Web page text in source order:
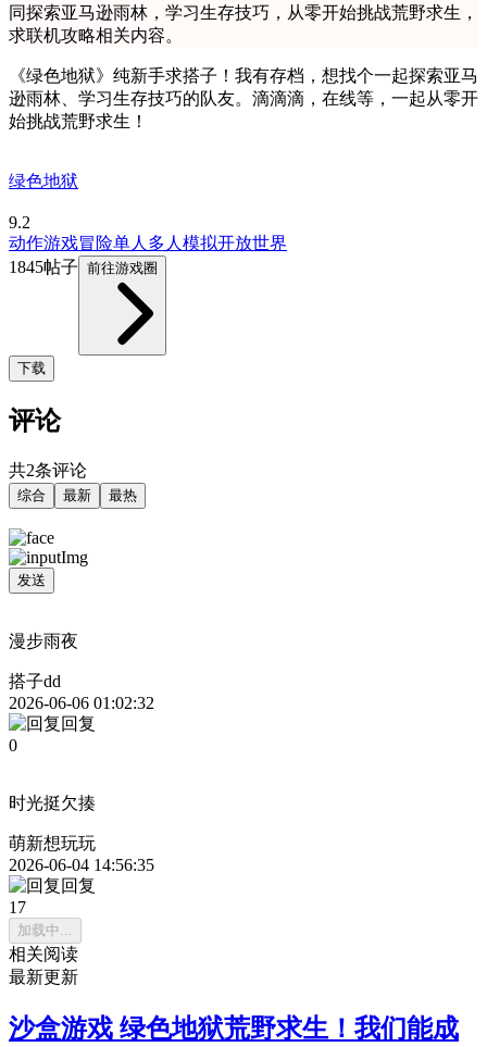
同探索亚马逊雨林，学习生存技巧，从零开始挑战荒野求生，
求联机攻略相关内容。
《绿色地狱》纯新手求搭子！我有存档，想找个一起探索亚马
逊雨林、学习生存技巧的队友。滴滴滴，在线等，一起从零开
始挑战荒野求生！
绿色地狱
9.2
动作游戏冒险单人 多人 模拟开放世界
1845帖子 前往游戏圈
下载
评论
共2条评论
综合 最新 最热
发送
漫步雨夜
搭子dd
2026-06-06 01:02:32
回复
0
时光挺欠揍
萌新想玩玩
2026-06-04 14:56:35
回复
17
加载中...
相关阅读
最新更新
沙盒游戏 绿色地狱荒野求生！我们能成